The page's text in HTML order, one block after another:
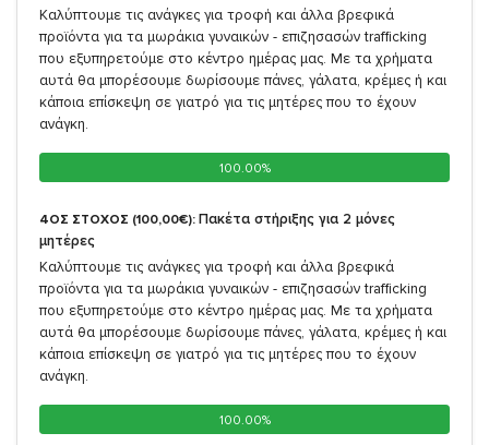
Καλύπτουμε τις ανάγκες για τροφή και άλλα βρεφικά
προϊόντα για τα μωράκια γυναικών - επιζησασών trafficking
που εξυπηρετούμε στο κέντρο ημέρας μας. Με τα χρήματα
αυτά θα μπορέσουμε δωρίσουμε πάνες, γάλατα, κρέμες ή και
κάποια επίσκεψη σε γιατρό για τις μητέρες που το έχουν
ανάγκη.
100.00%
100.00%
4ΟΣ ΣΤΟΧΟΣ (100,00€): Πακέτα στήριξης για 2 μόνες
μητέρες
Καλύπτουμε τις ανάγκες για τροφή και άλλα βρεφικά
προϊόντα για τα μωράκια γυναικών - επιζησασών trafficking
που εξυπηρετούμε στο κέντρο ημέρας μας. Με τα χρήματα
αυτά θα μπορέσουμε δωρίσουμε πάνες, γάλατα, κρέμες ή και
κάποια επίσκεψη σε γιατρό για τις μητέρες που το έχουν
ανάγκη.
100.00%
100.00%